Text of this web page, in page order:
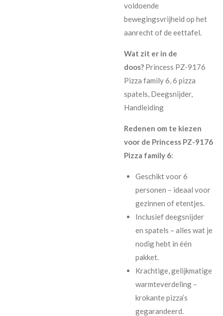
voldoende
bewegingsvrijheid op het
aanrecht of de eettafel.
Wat zit er in de
doos? Princess PZ-9176
Pizza family 6, 6 pizza
spatels, Deegsnijder,
Handleiding
Redenen om te kiezen
voor de Princess PZ-9176
Pizza family 6:
Geschikt voor 6
personen – ideaal voor
gezinnen of etentjes.
Inclusief deegsnijder
en spatels – alles wat je
nodig hebt in één
pakket.
Krachtige, gelijkmatige
warmteverdeling –
krokante pizza’s
gegarandeerd.